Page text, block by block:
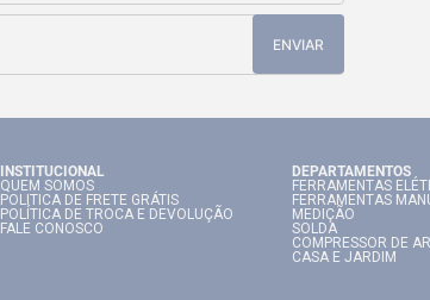
ENVIAR
INSTITUCIONAL
QUEM SOMOS
POLITICA DE FRETE GRÁTIS
POLÍTICA DE TROCA E DEVOLUÇÃO
FALE CONOSCO
DEPARTAMENTOS
FERRAMENTAS
FERRAMENTAS
MEDIÇÃO
SOLDA
COMPRESSOR DE AR
CASA E JARDIM